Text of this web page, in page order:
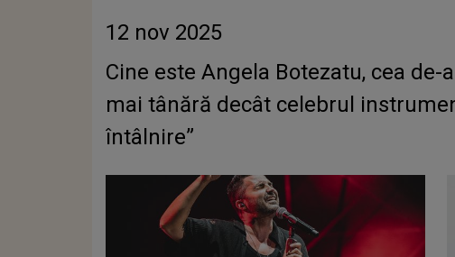
12 nov 2025
Cine este Angela Botezatu, cea
mai tânără decât celebrul
întâlnire”